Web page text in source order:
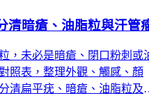
清暗瘡、油脂粒與汗管
，未必是暗瘡、閉口粉刺或
照表，整理外觀、觸感、顏
清扁平疣、暗瘡、油脂粒及